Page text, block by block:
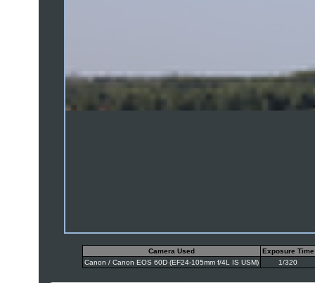
Camera Used
Exposure Time
Canon / Canon EOS 60D (EF24-105mm f/4L IS USM)
1/320